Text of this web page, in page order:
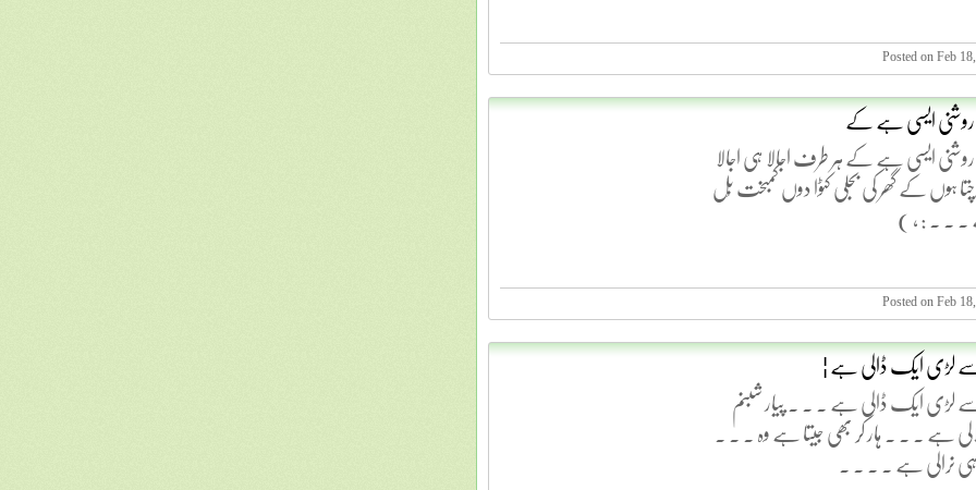
Posted on Feb
روشنی ایسی ہے کے
ایسی ہے کے ہر طرف اجالا ہی اجالا
ہوں کے گھر کی بجلی کٹوا دوں کمبخت بِل
. . . : ، )
Posted on Feb
لڑی ایک ڈالی ہے ¦
لڑی ایک ڈالی ہے . . . پیار شبنم
ہے . . . ہار کر بھی جیتا ہے وہ . . .
ہی نرالی ہے . . . .